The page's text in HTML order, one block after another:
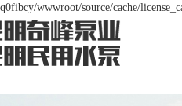
wwwroot/source/cache/